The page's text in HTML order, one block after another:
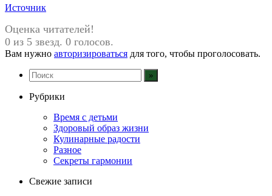
Источник
Оценка читателей!
0 из 5 звезд. 0 голосов.
Вам нужно авторизироваться для того, чтобы проголосовать.
Рубрики
Время с детьми
Здоровый образ жизни
Кулинарные радости
Разное
Секреты гармонии
Свежие записи